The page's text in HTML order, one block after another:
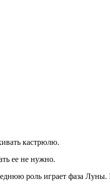
кастрюлю.
ее не нужно.
роль играет фаза